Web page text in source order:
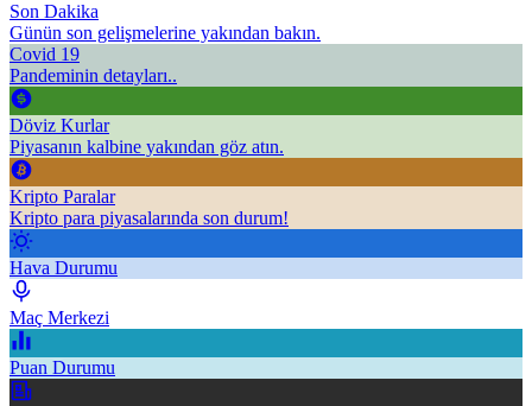
Son Dakika
Günün son gelişmelerine yakından bakın.
Covid 19
Pandeminin detayları..
Döviz Kurlar
Piyasanın kalbine yakından göz atın.
Kripto Paralar
Kripto para piyasalarında son durum!
Hava Durumu
Maç Merkezi
Puan Durumu